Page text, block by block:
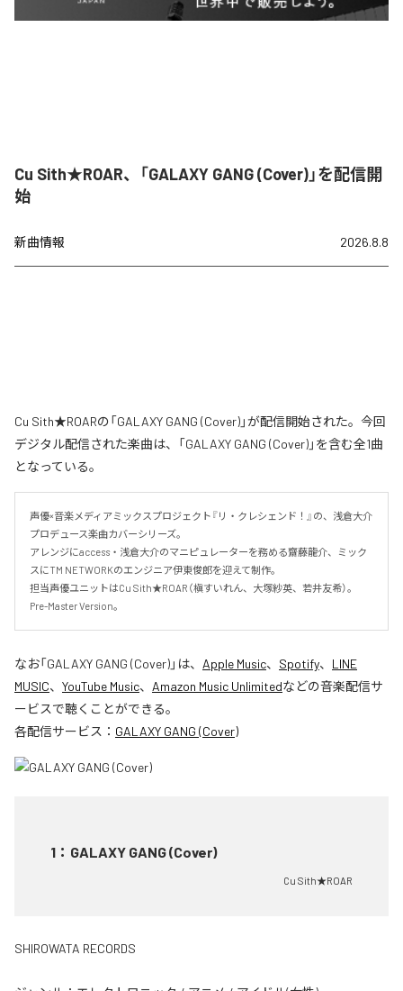
Cu Sith★ROAR、「GALAXY GANG (Cover)」を配信開
始
新曲情報 2026.8.8
Cu Sith★ROARの「GALAXY GANG (Cover)」が配信開始された。今回
デジタル配信された楽曲は、「GALAXY GANG (Cover)」を含む全1曲
となっている。
声優×音楽メディアミックスプロジェクト『リ・クレシェンド！』の、浅倉大介
プロデュース楽曲カバーシリーズ。
アレンジにaccess・浅倉大介のマニピュレーターを務める齋藤龍介、ミック
スにTM NETWORKのエンジニア伊東俊郎を迎えて制作。
担当声優ユニットはCu Sith★ROAR（槇すいれん、大塚紗英、若井友希）。
Pre-Master Version。
なお「GALAXY GANG (Cover)」は、 Apple Music、 Spotify、 LINE
MUSIC、 YouTube Music、 Amazon Music Unlimitedなどの音楽配信サ
ービスで聴くことができる。
各配信サービス： GALAXY GANG (Cover)
1 ： GALAXY GANG (Cover)
Cu Sith★ROAR
SHIROWATA RECORDS